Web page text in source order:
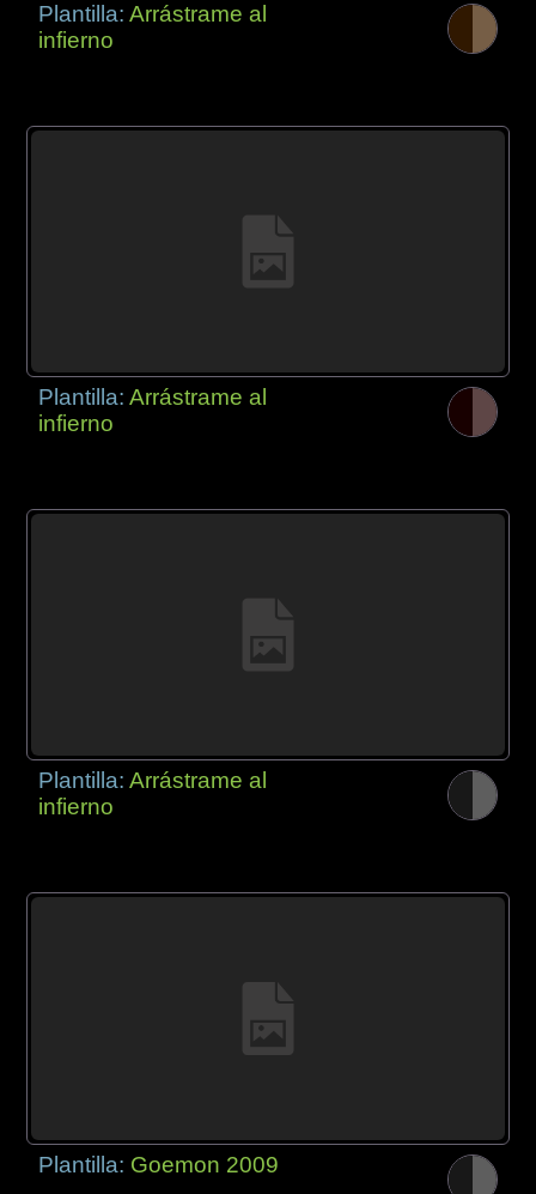
Plantilla:Arrástrame al
infierno
Plantilla:Arrástrame al
infierno
Plantilla:Arrástrame al
infierno
Plantilla: Goemon 2009